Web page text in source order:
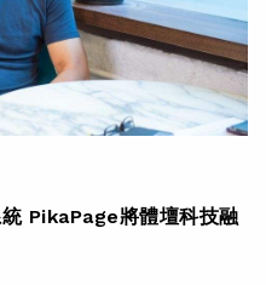
統 PikaPage將體壇科技融